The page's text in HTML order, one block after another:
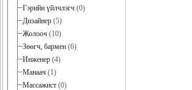
Гэрийн үйлчлэгч (0)
Дизайнер (5)
Жолооч (10)
Зөөгч, бармен (6)
Инженер (4)
Манаач (1)
Массажист (0)